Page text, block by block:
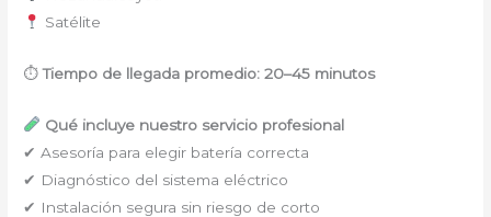
Satélite
⏱Tiempo de llegada promedio: 20–45 minutos
Qué incluye nuestro servicio profesional
✔ Asesoría para elegir batería correcta
✔ Diagnóstico del sistema eléctrico
✔ Instalación segura sin riesgo de corto